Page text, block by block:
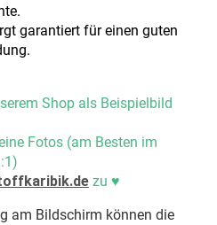
garantiert für einen guten
Shop als Beispielbild
Fotos (am Besten im
zu ♥
am Bildschirm können die